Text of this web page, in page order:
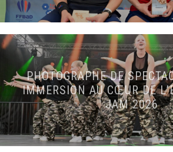
PHOTOGRAPHE DE
IMMERSION AU CŒUR DE
JAM 2026